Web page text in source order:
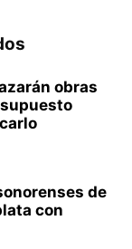
obras
de
con